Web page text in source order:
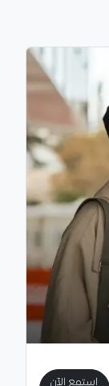
استمع الآن